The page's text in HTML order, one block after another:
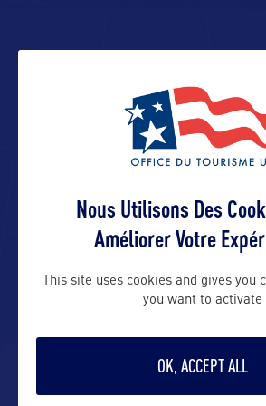
ADRESSES
Orkestra
Contact presse
olivier@orkestra-
Nous Utilisons Des
Améliorer Votre
This site uses cookies and gives you
you want to activate
OK, ACCEPT ALL